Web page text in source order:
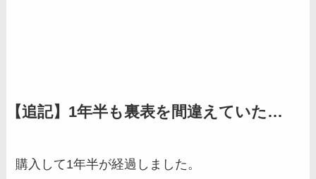
【追記】1年半も裏表を間違えていた…
購入して1年半が経過しました。